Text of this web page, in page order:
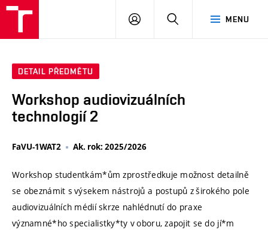
MENU
PŘIHLÁSIT
DETAIL PŘEDMĚTU
Workshop audiovizuálních
technologií 2
FaVU-1WAT2 Ak. rok: 2025/2026
Workshop studentkám*ům zprostředkuje možnost detailně
se obeznámit s výsekem nástrojů a postupů z širokého pole
audiovizuálních médií skrze nahlédnutí do praxe
významné*ho specialistky*ty v oboru, zapojit se do jí*m